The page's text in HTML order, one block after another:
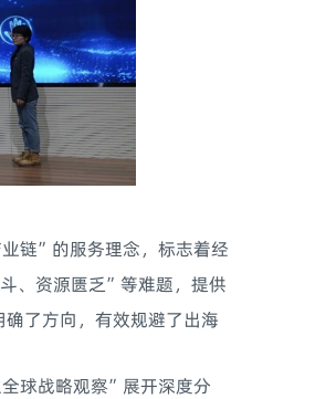
链”的服务理念，标志着经
、资源匮乏”等难题，提供
了方向，有效规避了出海
球战略观察”展开深度分